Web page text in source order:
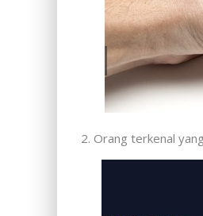
2. Orang terkenal